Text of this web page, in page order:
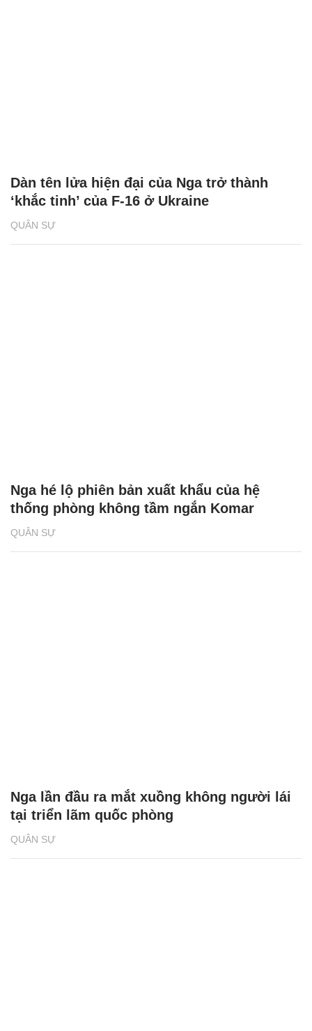
QUÂN SỰ
Dàn tên lửa hiện đại của Nga trở thành
‘khắc tinh’ của F-16 ở Ukraine
QUÂN SỰ
Nga hé lộ phiên bản xuất khẩu của hệ
thống phòng không tầm ngắn Komar
QUÂN SỰ
Nga lần đầu ra mắt xuồng không người lái
tại triển lãm quốc phòng